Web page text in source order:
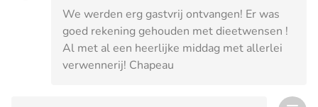
We werden erg gastvrij ontvangen! Er was
goed rekening gehouden met dieetwensen !
Al met al een heerlijke middag met allerlei
verwennerij! Chapeau